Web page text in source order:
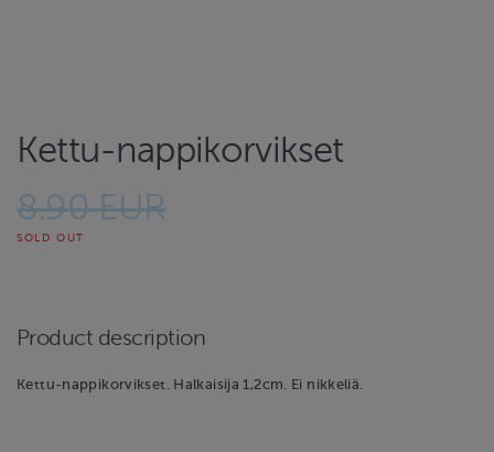
Kettu-nappikorvikset
8.90 EUR
SOLD OUT
Product description
Kettu-nappikorvikset. Halkaisija 1,2cm. Ei nikkeliä.